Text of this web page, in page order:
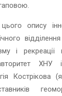
опису
і
ХНУ
Кострікова